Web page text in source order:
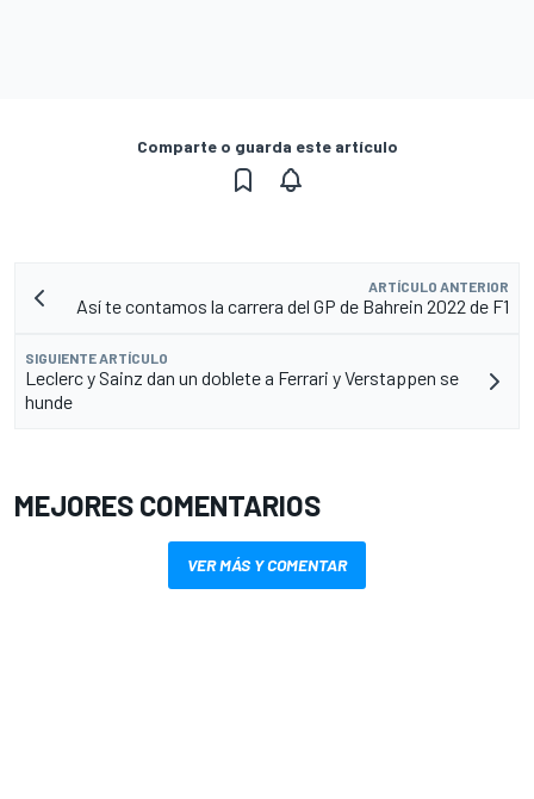
Comparte o guarda este artículo
ARTÍCULO ANTERIOR
Así te contamos la carrera del GP de Bahrein 2022 de F1
SIGUIENTE ARTÍCULO
Leclerc y Sainz dan un doblete a Ferrari y Verstappen se
hunde
MEJORES COMENTARIOS
VER MÁS Y COMENTAR